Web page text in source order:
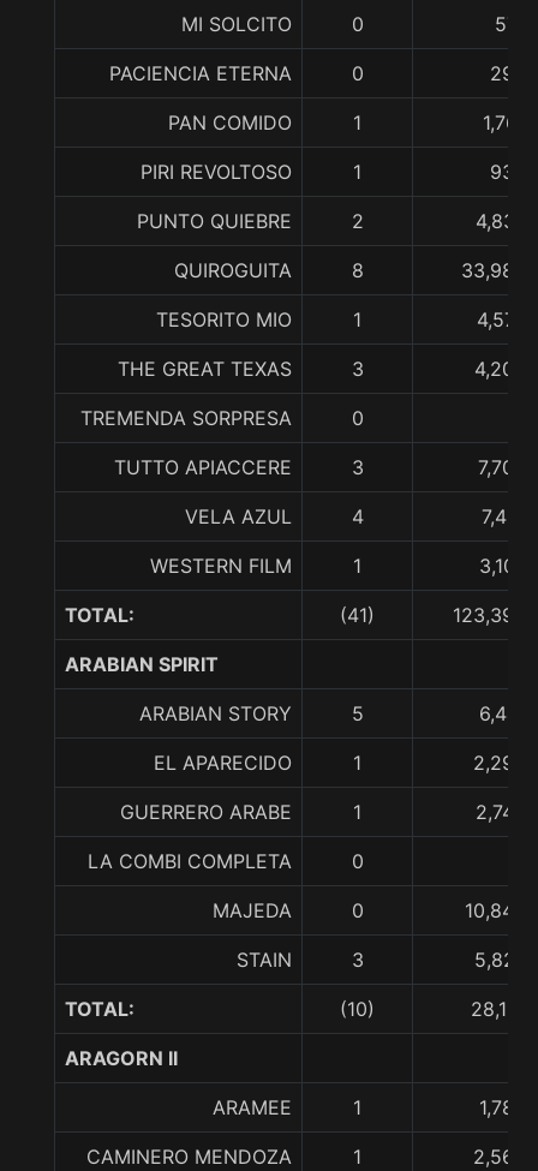
MI SOLCITO 0
PACIENCIA ETERNA 0
PAN COMIDO 1
PIRI REVOLTOSO 1
PUNTO QUIEBRE 2
QUIROGUITA 8
TESORITO MIO 1
THE GREAT TEXAS 3
TREMENDA SORPRESA 0
TUTTO APIACCERE 3
VELA AZUL 4
WESTERN FILM 1
TOTAL: (41)
ARABIAN SPIRIT
ARABIAN STORY 5
EL APARECIDO 1
GUERRERO ARABE 1
LA COMBI COMPLETA 0
MAJEDA 0
STAIN 3
TOTAL: (10)
ARAGORN II
ARAMEE 1
CAMINERO MENDOZA 1